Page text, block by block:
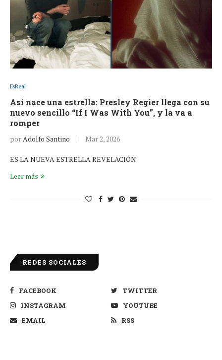
EsReal
Así nace una estrella: Presley Regier llega con su
nuevo sencillo “If I Was With You”, y la va a
romper
porAdolfo Santino Mar 2, 2026
ES LA NUEVA ESTRELLA REVELACIÓN
Leer más
REDES SOCIALES
FACEBOOK
TWITTER
INSTAGRAM
YOUTUBE
EMAIL
RSS